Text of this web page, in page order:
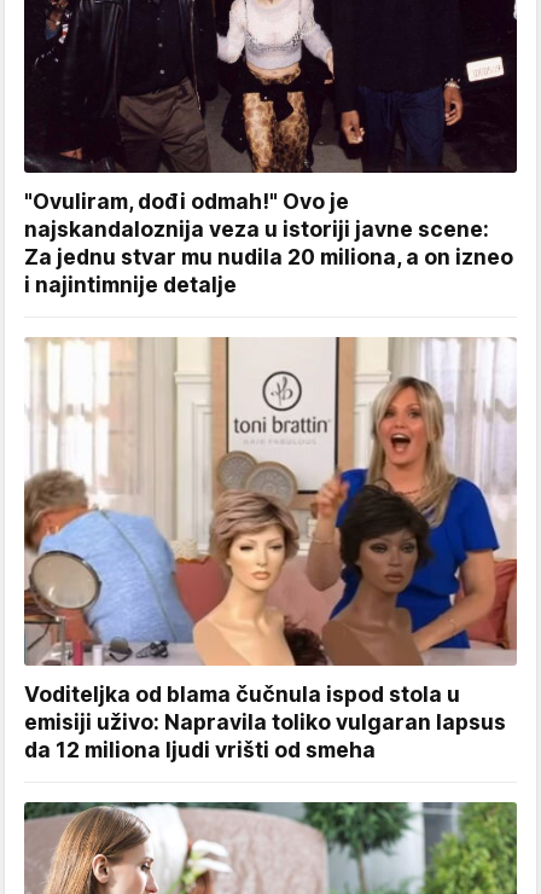
"Ovuliram, dođi odmah!" Ovo je
najskandaloznija veza u istoriji javne scene:
Za jednu stvar mu nudila 20 miliona, a on izneo
i najintimnije detalje
Voditeljka od blama čučnula ispod stola u
emisiji uživo: Napravila toliko vulgaran lapsus
da 12 miliona ljudi vrišti od smeha